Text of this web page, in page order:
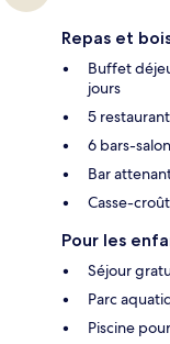
Repas et
Buffet
jours
5
6 bars-
Bar
Casse-
Pour les
Séjour
Parc
Piscine